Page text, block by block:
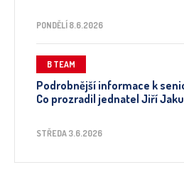
PONDĚLÍ 8.6.2026
B TEAM
Podrobnější informace k
Co prozradil jednatel Jiří
STŘEDA 3.6.2026